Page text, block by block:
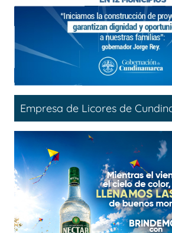
Empresa de Licores de